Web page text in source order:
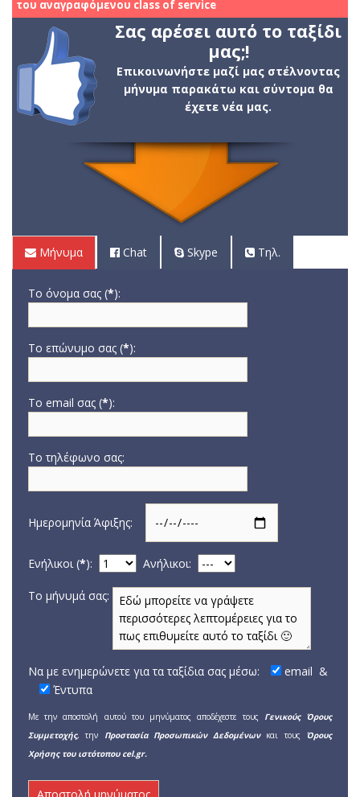
του αναγραφόμενου class of service
Σας αρέσει αυτό το ταξίδι
μας;!
Επικοινωνήστε μαζί μας στέλνοντας
μήνυμα παρακάτω και σύντομα θα
έχετε νέα μας.
Μήνυμα Chat Skype Τηλ.
Το όνομα σας (*):
Το επώνυμο σας (*):
Το email σας (*):
Το τηλέφωνο σας:
Ημερομηνία Άφιξης:
Ενήλικοι (*): Aνήλικοι:
Το μήνυμά σας:
Να με ενημερώνετε για τα ταξίδια σας μέσω: email &
Έντυπα
Με την αποστολή αυτού του μηνύματος αποδέχεστε τους Γενικούς Όρους
Συμμετοχής, την Προστασία Προσωπικών Δεδομένωνκαι τους Όρους
Χρήσης του ιστότοπου cel.gr.